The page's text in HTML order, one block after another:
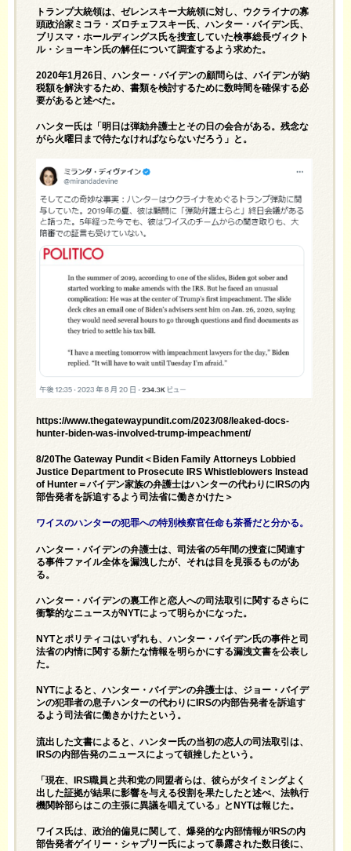
トランプ大統領は、ゼレンスキー大統領に対し、ウクライナの寡
頭政治家ミコラ・ズロチェフスキー氏、ハンター・バイデン氏、
ブリスマ・ホールディングス氏を捜査していた検事総長ヴィクト
ル・ショーキン氏の解任について調査するよう求めた。
2020年1月26日、ハンター・バイデンの顧問らは、バイデンが納
税額を解決するため、書類を検討するために数時間を確保する必
要があると述べた。
ハンター氏は「明日は弾劾弁護士とその日の会合がある。残念な
がら火曜日まで待たなければならないだろう」と。
https://www.thegatewaypundit.com/2023/08/leaked-docs-
hunter-biden-was-involved-trump-impeachment/
8/20The Gateway Pundit＜Biden Family Attorneys Lobbied
Justice Department to Prosecute IRS Whistleblowers Instead
of Hunter＝バイデン家族の弁護士はハンターの代わりにIRSの内
部告発者を訴追するよう司法省に働きかけた＞
ワイスのハンターの犯罪への特別検察官任命も茶番だと分かる。
ハンター・バイデンの弁護士は、司法省の5年間の捜査に関連す
る事件ファイル全体を漏洩したが、それは目を見張るものがあ
る。
ハンター・バイデンの裏工作と恋人への司法取引に関するさらに
衝撃的なニュースがNYTによって明らかになった。
NYTとポリティコはいずれも、ハンター・バイデン氏の事件と司
法省の内情に関する新たな情報を明らかにする漏洩文書を公表し
た。
NYTによると、ハンター・バイデンの弁護士は、ジョー・バイデ
ンの犯罪者の息子ハンターの代わりにIRSの内部告発者を訴追す
るよう司法省に働きかけたという。
流出した文書によると、ハンター氏の当初の恋人の司法取引は、
IRSの内部告発のニュースによって頓挫したという。
「現在、IRS職員と共和党の同盟者らは、彼らがタイミングよく
出した証拠が結果に影響を与える役割を果たしたと述べ、法執行
機関幹部らはこの主張に異議を唱えている」とNYTは報じた。
ワイス氏は、政治的偏見に関して、爆発的な内部情報がIRSの内
部告発者ゲイリー・シャプリー氏によって暴露された数日後に、